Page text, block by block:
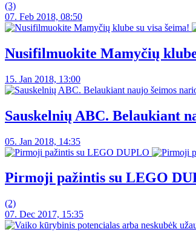
(3)
07. Feb 2018, 08:50
Nusifilmuokite Mamyčių
15. Jan 2018, 13:00
Sauskelnių ABC. Belaukiant
05. Jan 2018, 14:35
Pirmoji pažintis su LEGO
(2)
07. Dec 2017, 15:35